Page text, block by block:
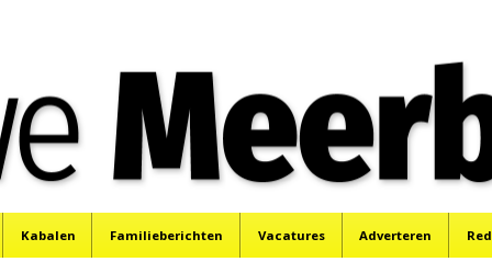
Kabalen Familieberichten Vacatures Adverteren